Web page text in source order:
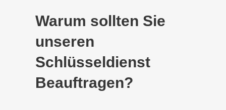
Warum sollten Sie
unseren
Schlüsseldienst
Beauftragen?